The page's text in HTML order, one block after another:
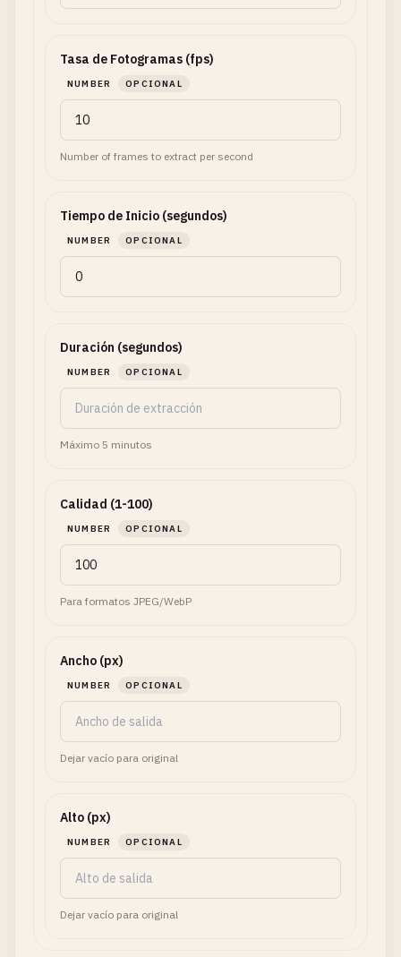
Tasa de Fotogramas (fps)
NUMBER OPCIONAL
Number of frames to extract per second
Tiempo de Inicio (segundos)
NUMBER OPCIONAL
Duración (segundos)
NUMBER OPCIONAL
Máximo 5 minutos
Calidad (1-100)
NUMBER OPCIONAL
Para formatos JPEG/WebP
Ancho (px)
NUMBER OPCIONAL
Dejar vacío para original
Alto (px)
NUMBER OPCIONAL
Dejar vacío para original